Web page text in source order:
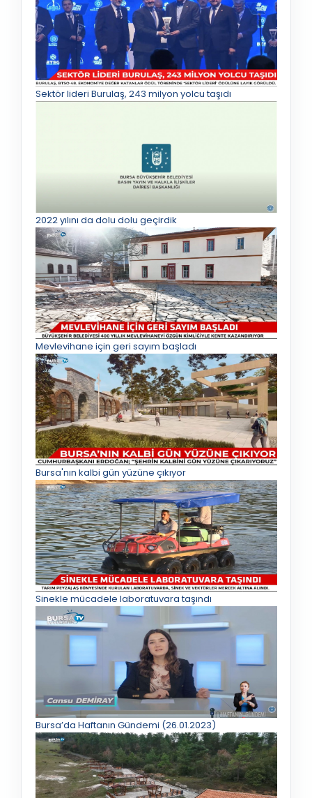
Sektör lideri Burulaş, 243 milyon yolcu taşıdı
2022 yılını da dolu dolu geçirdik
Mevlevihane için geri sayım başladı
Bursa'nın kalbi gün yüzüne çıkıyor
Sinekle mücadele laboratuvara taşındı
Bursa’da Haftanın Gündemi (26.01.2023)